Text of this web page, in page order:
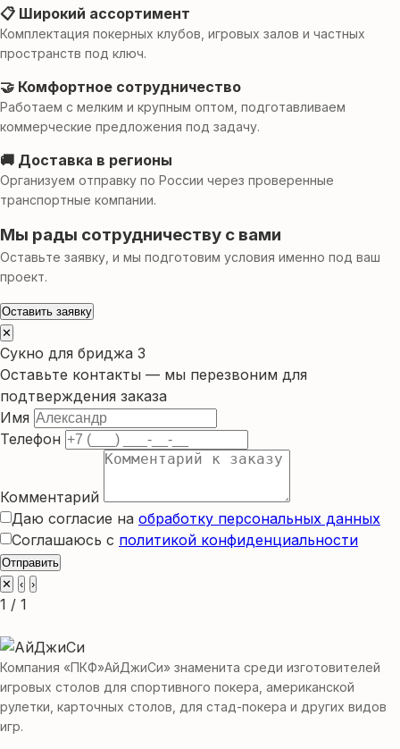
📋 Широкий ассортимент
Комплектация покерных клубов, игровых залов и частных
пространств под ключ.
🤝 Комфортное сотрудничество
Работаем с мелким и крупным оптом, подготавливаем
коммерческие предложения под задачу.
🚚 Доставка в регионы
Организуем отправку по России через проверенные
транспортные компании.
Мы рады сотрудничеству с вами
Оставьте заявку, и мы подготовим условия именно под ваш
проект.
Оставить заявку
✕
Сукно для бриджа 3
Оставьте контакты — мы перезвоним для
подтверждения заказа
Имя
Телефон
Комментарий
Даю согласие на обработку персональных данных
Соглашаюсь с политикой конфиденциальности
Отправить
✕
‹ ›
1 / 1
Компания «ПКФ»АйДжиСи» знаменита среди изготовителей
игровых столов для спортивного покера, американской
рулетки, карточных столов, для стад-покера и других видов
игр.